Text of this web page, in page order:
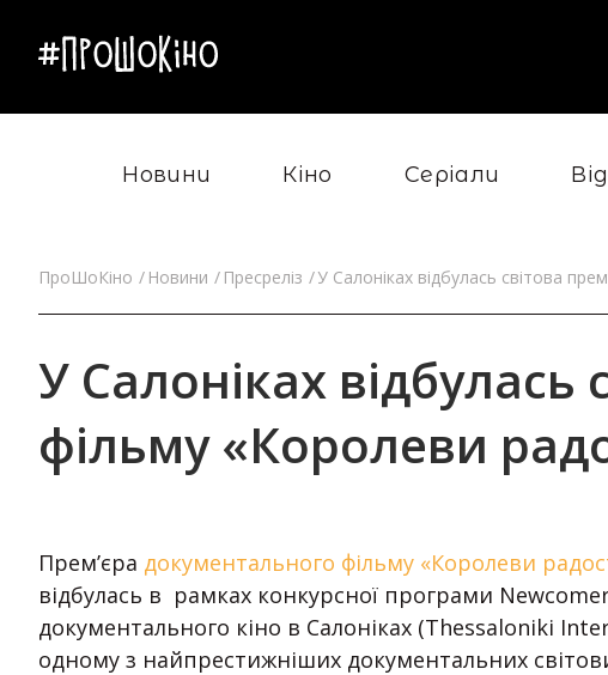
Новини Кіно Серіали
ПроШоКіно Новини Пресреліз У Салоніках відбулась світова
У Салоніках відбулась
фільму «Королеви
Прем’єра документального фільму «Королеви
відбулась в рамках конкурсної програми
документального кіно в Салоніках (Thessaloniki
одному з найпрестижніших документальних